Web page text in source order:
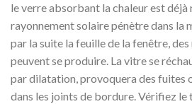
le verre absorbant la chaleur est déjà
rayonnement solaire pénètre dans la
par la suite la feuille de la fenêtre,
peuvent se produire. La vitre se
par dilatation, provoquera des fuites
dans les joints de bordure.Vérifiez le